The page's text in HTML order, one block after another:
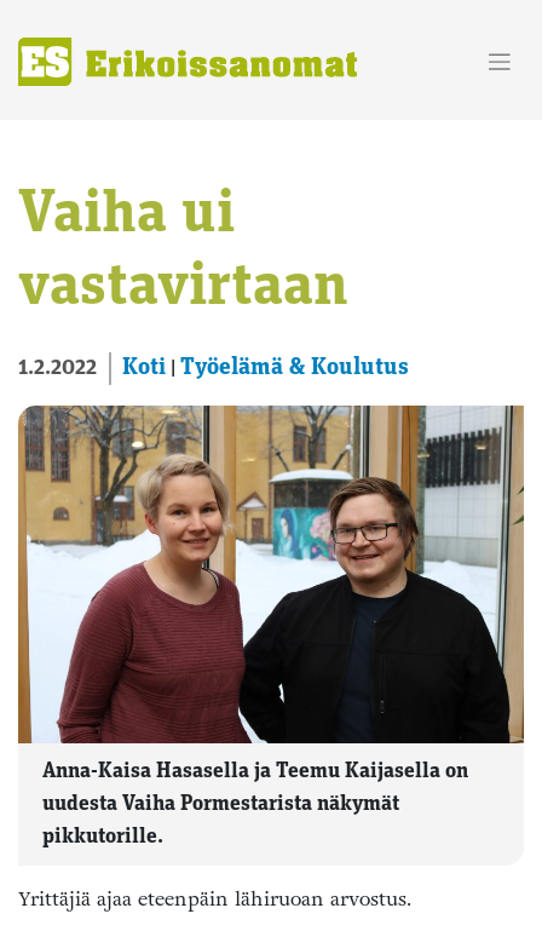
content
Vaiha ui
vastavirtaan
1.2.2022 Koti Työelämä & Koulutus
Anna-Kaisa Hasasella ja Teemu Kaijasella on
uudesta Vaiha Pormestarista näkymät
pikkutorille.
Yrittäjiä ajaa eteenpäin lähiruoan arvostus.